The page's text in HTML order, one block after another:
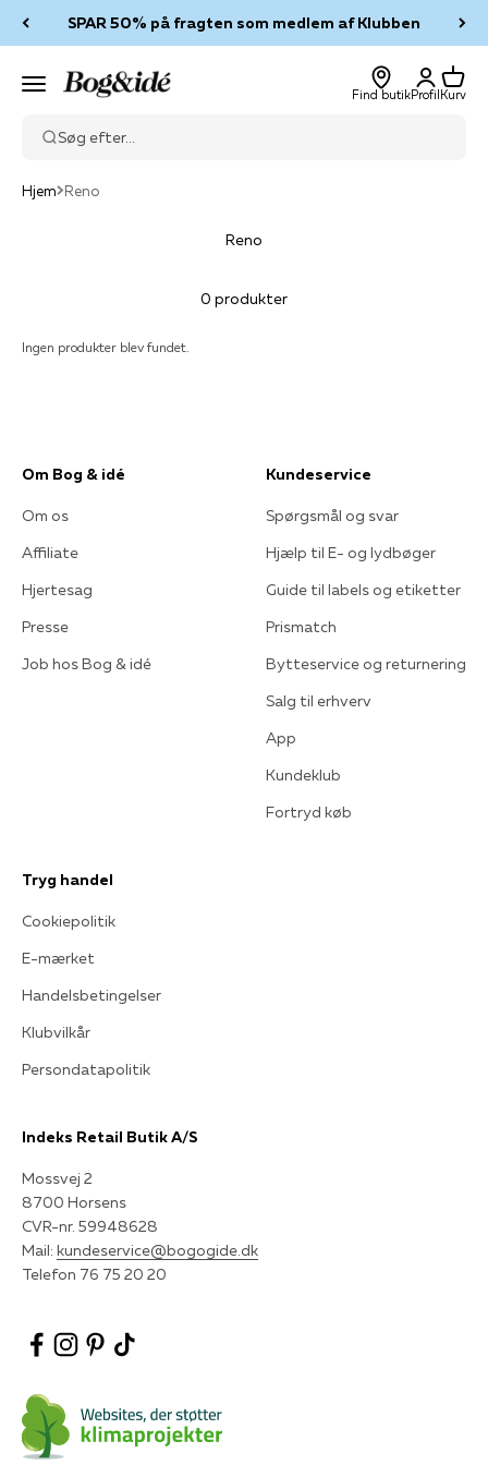
SPAR 50% på fragten som medlem af Klubben
Menu Bog & idé
Find butik
Log ind
Profil
Kurv
Kurv
Søg efter...
Hjem Reno
Reno
0 produkter
Ingen produkter blev fundet.
Om Bog & idé
Om os
Affiliate
Hjertesag
Presse
Job hos Bog & idé
Kundeservice
Spørgsmål og svar
Hjælp til E- og lydbøger
Guide til labels og etiketter
Prismatch
Bytteservice og returnering
Salg til erhverv
App
Kundeklub
Fortryd køb
Tryg handel
Cookiepolitik
E-mærket
Handelsbetingelser
Klubvilkår
Persondatapolitik
Indeks Retail Butik A/S
Mossvej 2
8700 Horsens
CVR-nr. 59948628
Mail: kundeservice@bogogide.dk
Telefon 76 75 20 20